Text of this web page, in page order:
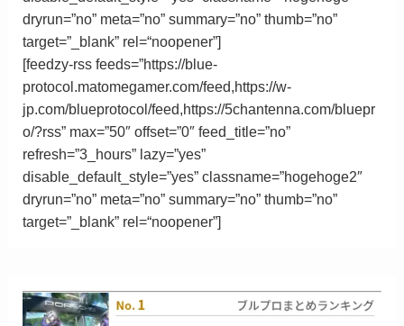
dryrun=”no” meta=”no” summary=”no” thumb=”no”
target=”_blank” rel=“noopener”]
[feedzy-rss feeds=”https://blue-
protocol.matomegamer.com/feed,https://w-
jp.com/blueprotocol/feed,https://5chantenna.com/bluepr
o/?rss” max=”50″ offset=”0″ feed_title=”no”
refresh=”3_hours” lazy=”yes”
disable_default_style=”yes” classname=”hogehoge2″
dryrun=”no” meta=”no” summary=”no” thumb=”no”
target=”_blank” rel=“noopener”]